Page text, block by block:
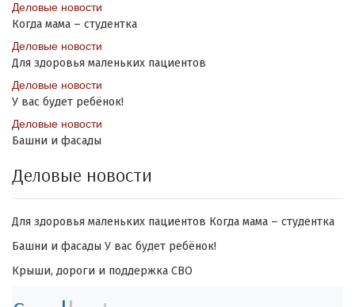
Деловые новости
Когда мама – студентка
Деловые новости
Для здоровья маленьких пациентов
Деловые новости
У вас будет ребёнок!
Деловые новости
Башни и фасады
Деловые новости
Для здоровья маленьких пациентов Когда мама – студентка
Башни и фасады У вас будет ребёнок!
Крыши, дороги и поддержка СВО